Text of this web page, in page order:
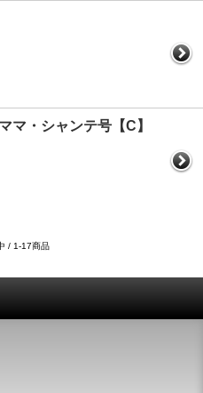
マ・シャンテ号【C】
/ 1-17商品